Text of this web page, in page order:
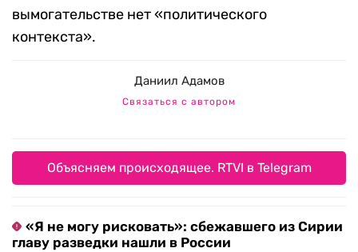
вымогательстве нет «политического
контекста».
Даниил Адамов
Связаться с автором
Объясняем происходящее. RTVI в Telegram
«Я не могу рисковать»: сбежавшего из Сирии
главу разведки нашли в России